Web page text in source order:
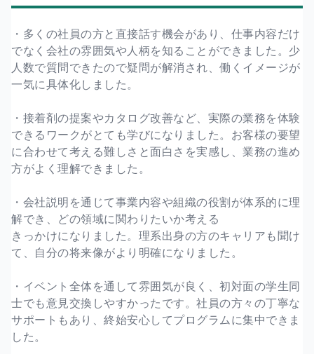
・多くの社員の方と直接話す機会があり、仕事内容だけ
でなく会社の雰囲気や人柄を知ることができました。少
人数で質問できたので疑問が解消され、働くイメージが
一気に具体化しました。
・接着剤の提案やカタログ改善など、実際の業務を体験
できるワークがとても学びになりました。お客様の要望
に合わせて考える難しさと面白さを実感し、業務の進め
方がよく理解できました。
・会社説明を通じて事業内容や組織の役割が体系的に理
解でき、どの領域に関わりたいか考える
きっかけになりました。理系出身の方のキャリアも聞け
て、自分の将来像がより明確になりました。
・イベント全体を通して雰囲気が良く、初対面の学生同
士でも意見交換しやすかったです。社員の方々の丁寧な
サポートもあり、終始安心してプログラムに集中できま
した。